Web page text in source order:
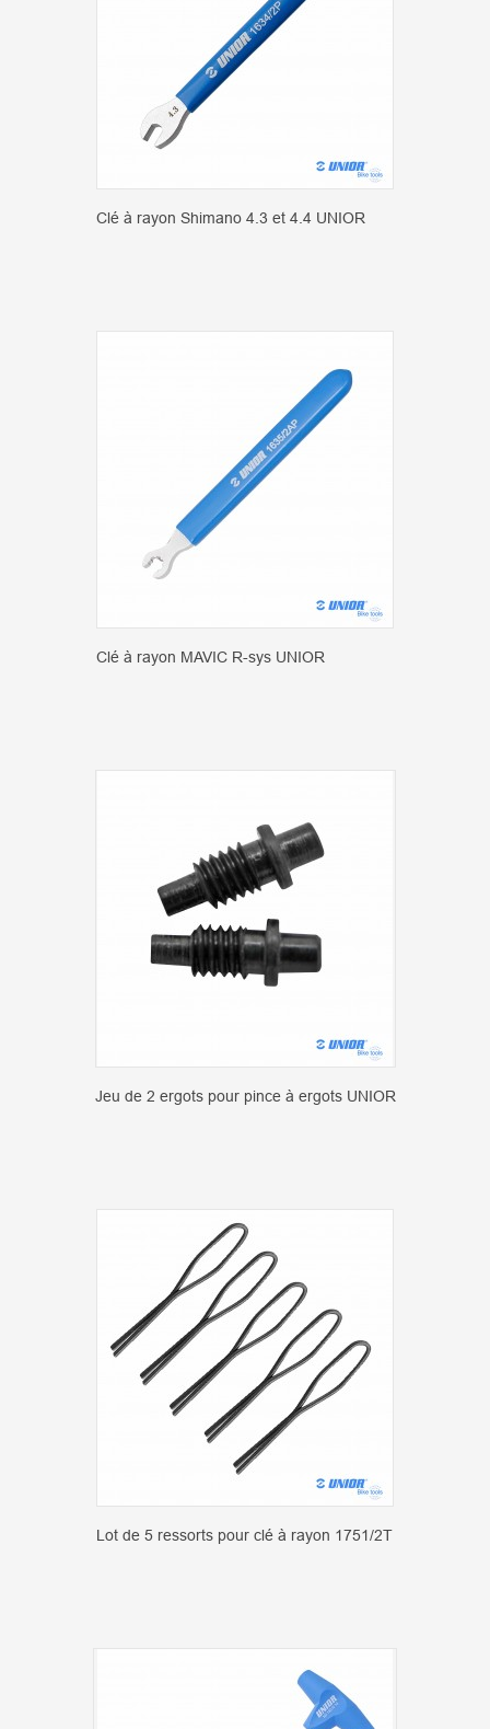
Clé à rayon Shimano 4.3 et 4.4 UNIOR
Clé à rayon MAVIC R-sys UNIOR
Jeu de 2 ergots pour pince à ergots UNIOR
Lot de 5 ressorts pour clé à rayon 1751/2T